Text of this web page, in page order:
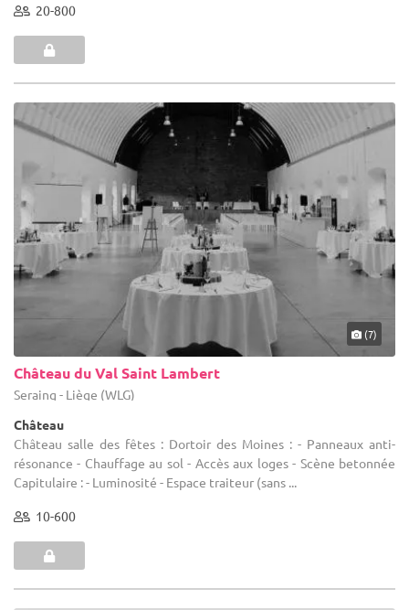
20-800
(7)
Château du Val Saint Lambert
Seraing - Liège (WLG)
Château
Château salle des fêtes : Dortoir des Moines : - Panneaux anti-
résonance - Chauffage au sol - Accès aux loges - Scène betonnée
Capitulaire : - Luminosité - Espace traiteur (sans ...
10-600